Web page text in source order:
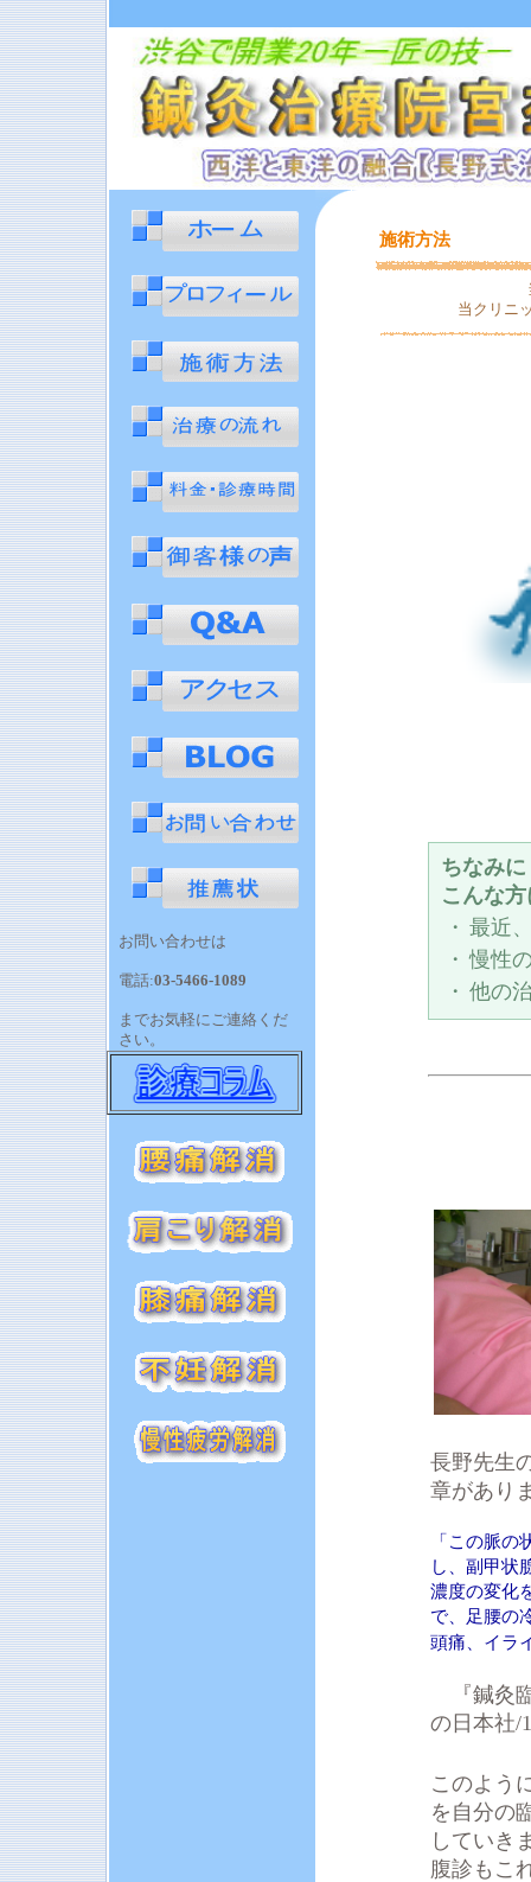
お問い合わせは
電話:03-5466-1089
までお気軽にご連絡くだ
さい。
施術方法
当クリニ
ちなみ
こんな
・ 最近
・ 慢性
・ 他の
長野先生
章があり
「この脈
し、副甲状
濃度の変化
で、足腰の
頭痛、イラ
『鍼灸
の日本社/
このよう
を自分の
していき
腹診もこ